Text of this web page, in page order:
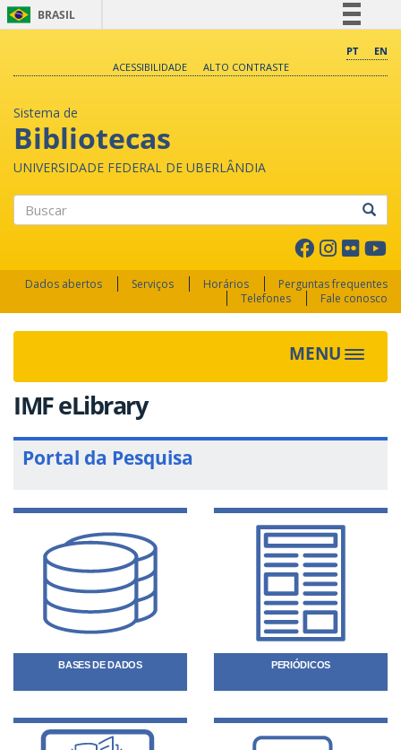
BRASIL
Comunica BR
PT
EN
ACESSIBILIDADE
ALTO CONTRASTE
Sistema de
Bibliotecas
UNIVERSIDADE FEDERAL DE UBERLÂNDIA
Dados abertos Serviços Horários
Perguntas frequentes
Telefones
Fale conosco
MENU Toggle
IMF eLibrary
Portal da Pesquisa
BASES DE DADOS PERIÓDICOS